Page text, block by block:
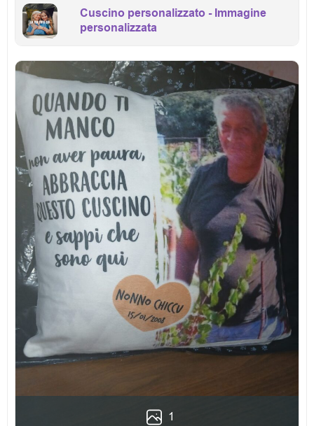
Cuscino personalizzato - Immagine
personalizzata
1